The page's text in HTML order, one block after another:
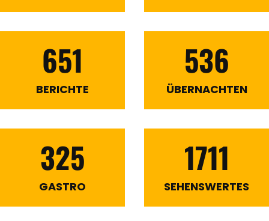
651
BERICHTE
536
ÜBERNACHTEN
325
GASTRO
1711
SEHENSWERTES